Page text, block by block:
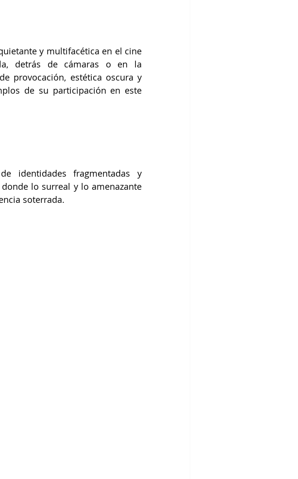
y multifacética en el cine
detrás de cámaras o en la
provocación, estética oscura y
de su participación en este
identidades fragmentadas y
lo surreal y lo amenazante
soterrada.